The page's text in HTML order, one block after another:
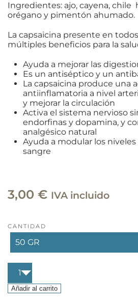
Ingredientes: ajo, cayena, chile
orégano y pimentón ahumado.
La capsaicina presente en
múltiples beneficios para la
Ayuda a mejorar las
Es un antiséptico y un
La capsaicina produce una
antiinflamatoria a nivel
y mejorar la circulación
Activa el sistema nervioso
endorfinas y dopamina, y
analgésico natural
Ayuda a modular los
sangre
3,00 € IVA incluido
CANTIDAD
Fajitas
picantes
cantidad
Añadir al carrito